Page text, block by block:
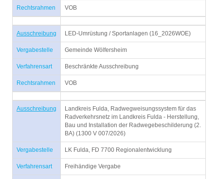
Rechtsrahmen VOB
Ausschreibung LED-Umrüstung / Sportanlagen (16_2026WOE)
Vergabestelle Gemeinde Wölfersheim
Verfahrensart Beschränkte Ausschreibung
Rechtsrahmen VOB
Ausschreibung
Landkreis Fulda, Radwegweisungssystem für das
Radverkehrsnetz im Landkreis Fulda - Herstellung,
Bau und Installation der Radwegebeschilderung (2.
BA) (1300 V 007/2026)
Vergabestelle LK Fulda, FD 7700 Regionalentwicklung
Verfahrensart Freihändige Vergabe